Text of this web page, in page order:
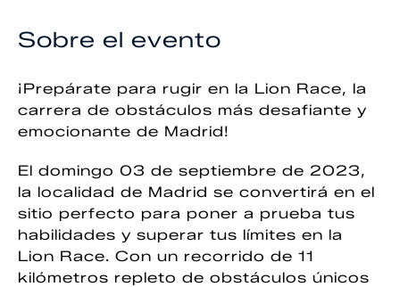
Sobre el evento
¡Prepárate para rugir en la Lion Race, la
carrera de obstáculos más desafiante y
emocionante de Madrid!
El domingo 03 de septiembre de 2023,
la localidad de Madrid se convertirá en el
sitio perfecto para poner a prueba tus
habilidades y superar tus límites en la
Lion Race. Con un recorrido de 11
kilómetros repleto de obstáculos únicos